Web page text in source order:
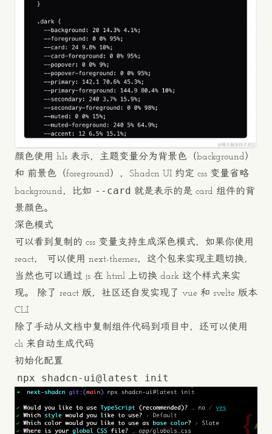
颜色使用 hls 表示，主题变量分为背景色（background）
和 前景色（foreground），Shadcn UI 约定 css 变量省略
background，比如 --card 就是表示的是 card 组件的背
景颜色。
深色模式
可以看到复制的 css 变量支持生成深色模式，如果你使用
react， 可以使用 next-themes，这个包来实现主题切换，
当然也可以通过 js 在 html 上切换 dark 这个样式来实
现。 除了 react 版，社区还自发实现了 vue 和 svelte 版本
CLI
除了手动从文档中复制组件代码到项目中，还可以使用
cli 来自动生成代码
初始化配置